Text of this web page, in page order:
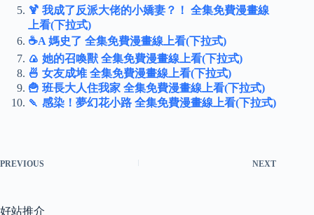
🍹 我成了反派大佬的小嬌妻？！ 全集免費漫畫線
上看(下拉式)
☕A 媽史了 全集免費漫畫線上看(下拉式)
🍙 她的召喚獸 全集免費漫畫線上看(下拉式)
🍜 女友成堆 全集免費漫畫線上看(下拉式)
🍟 班長大人住我家 全集免費漫畫線上看(下拉式)
🍡 感染！夢幻花小路 全集免費漫畫線上看(下拉式)
PREVIOUS NEXT
好站推介